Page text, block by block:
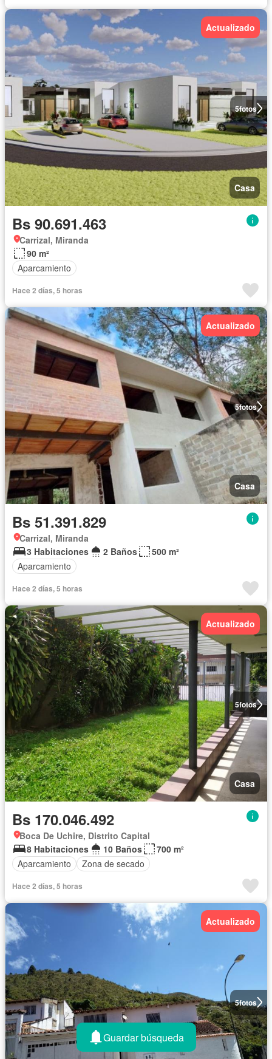
5fotos
Actualizado
Casa
Bs 90.691.463
Carrizal, Miranda
90 m²
Aparcamiento
Hace 2 días, 5 horas
5fotos
Actualizado
Casa
Bs 51.391.829
Carrizal, Miranda
3 Habitaciones
2 Baños
500 m²
Aparcamiento
Hace 2 días, 5 horas
5fotos
Actualizado
Casa
Bs 170.046.492
Boca De Uchire, Distrito Capital
8 Habitaciones
10 Baños
700 m²
Aparcamiento
Zona de secado
Hace 2 días, 5 horas
5fotos
Actualizado
Guardar búsqueda